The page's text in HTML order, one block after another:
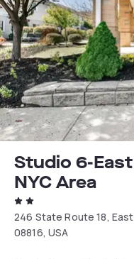
Studio 6-
NYC Area
246 State Route 18,
08816, USA